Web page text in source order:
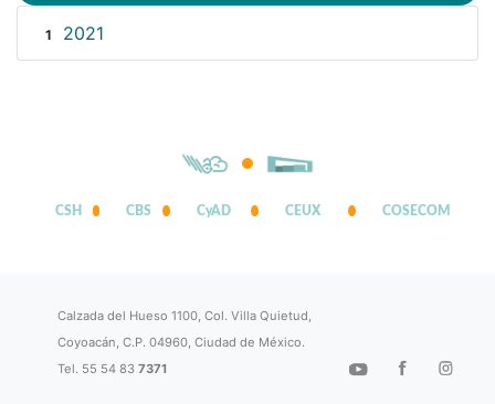
1 2021
CSH CBS CyAD CEUX COSECOM
Calzada del Hueso 1100, Col. Villa Quietud,
Coyoacán, C.P. 04960, Ciudad de México.
Tel. 55 54 837371